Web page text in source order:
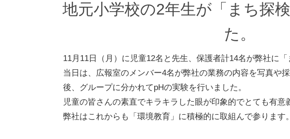
地元小学校の2年生が「まち探
た。
11月11日（月）に児童12名と先生、保護者計14名が弊社に「
当日は、広報室のメンバー4名が弊社の業務の内容を写真や
後、グループに分かれてpHの実験を行いました。
児童の皆さんの素直でキラキラした眼が印象的でとても有意
弊社はこれからも「環境教育」に積極的に取組んで参ります。